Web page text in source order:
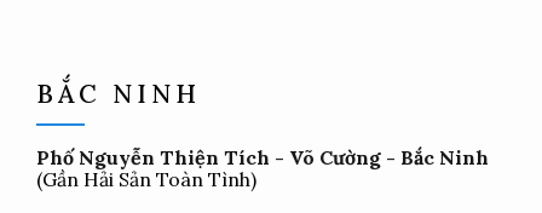
BẮC NINH
Phố Nguyễn Thiện Tích - Võ Cường - Bắc Ninh
(Gần Hải Sản Toàn Tình)